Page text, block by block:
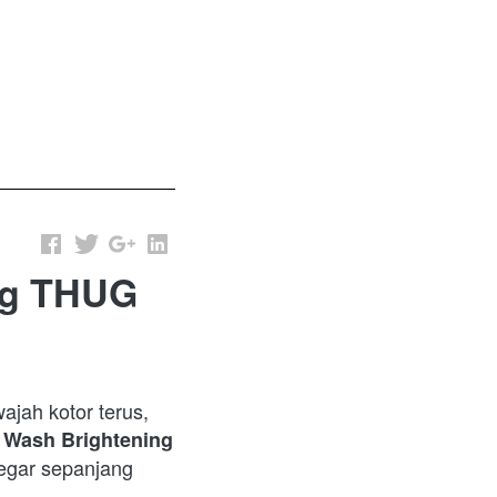
THUG
kotor terus,
Brightening
sepanjang